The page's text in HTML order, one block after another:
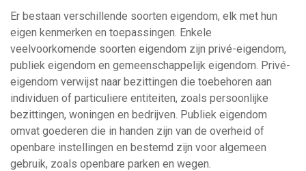
Er bestaan verschillende soorten eigendom, elk met hun
eigen kenmerken en toepassingen. Enkele
veelvoorkomende soorten eigendom zijn privé-eigendom,
publiek eigendom en gemeenschappelijk eigendom. Privé-
eigendom verwijst naar bezittingen die toebehoren aan
individuen of particuliere entiteiten, zoals persoonlijke
bezittingen, woningen en bedrijven. Publiek eigendom
omvat goederen die in handen zijn van de overheid of
openbare instellingen en bestemd zijn voor algemeen
gebruik, zoals openbare parken en wegen.